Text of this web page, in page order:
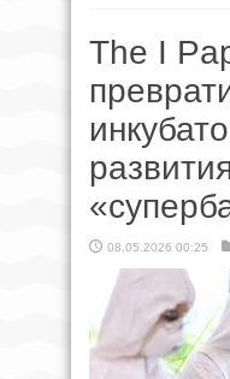
The I
08.05.2026 00:25